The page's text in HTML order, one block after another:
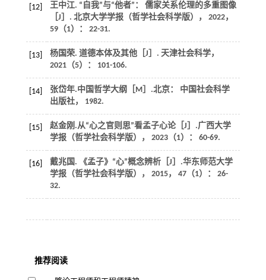
[12]
王中江. “自我”与“他者”： 儒家关系伦理的多重图像
［J］. 北京大学学报（哲学社会科学版） ， 2022，
59（1）： 22-31.
[13] 杨国荣. 道德本体及其他［J］. 天津社会科学，
2021（5）： 101-106.
[14] 张岱年.中国哲学大纲
［M］.北京： 中国社会科学
出版社， 1982.
[15] 赵金刚.从“心之官则思”看孟子心论［J］.广西大学
学报（哲学社会科学版）
， 2023（1）： 60-69.
[16] 戴兆国. 《孟子》“心”概念辨析［J］.华东师范大学
学报（哲学社会科学版）
， 2015， 47（1）： 26-
32.